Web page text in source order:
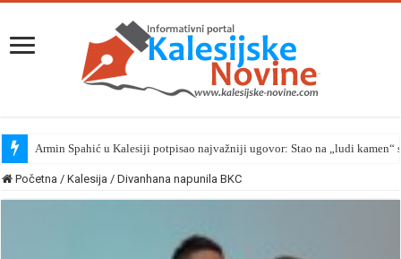
Armin Spahić u Kalesiji potpisao najvažniji ugovor: Stao na „ludi kamen“
Početna / Kalesija / Divanhana napunila BKC